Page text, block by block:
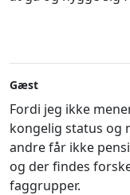
Gæst
Fordi jeg ikke
kongelig status og
andre får ikke
og der findes
faggrupper.